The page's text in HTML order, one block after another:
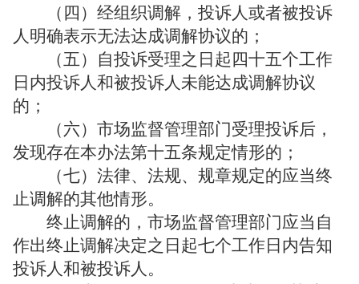
（四）经组织调解，投诉人或者被投诉
人明确表示无法达成调解协议的；
（五）自投诉受理之日起四十五个工作
日内投诉人和被投诉人未能达成调解协议
的；
（六）市场监督管理部门受理投诉后，
发现存在本办法第十五条规定情形的；
（七）法律、法规、规章规定的应当终
止调解的其他情形。
终止调解的，市场监督管理部门应当自
作出终止调解决定之日起七个工作日内告知
投诉人和被投诉人。